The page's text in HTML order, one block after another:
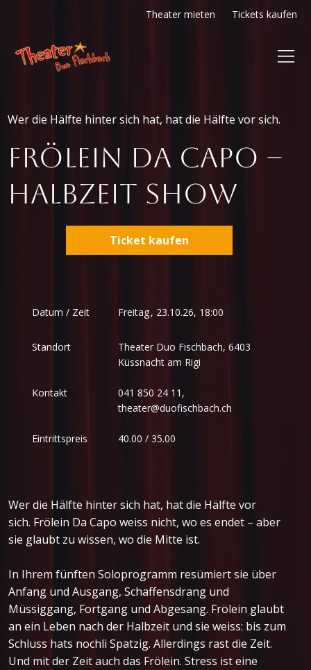
Theater mieten Tickets kaufen
Wer die Hälfte hinter sich hat, hat die Hälfte vor sich.
Frölein Da Capo –
Halbzeit Show
Ticket kaufen
Datum / Zeit Freitag, 23.10.26, 18:00
Standort
Theater Duo Fischbach, 6403
Küssnacht am Rigi
Kontakt
041 850 24 11,
theater@duofischbach.ch
Eintrittspreis 40.00 / 35.00
Wer die Hälfte hinter sich hat, hat die Hälfte vor
sich. Frölein Da Capo weiss nicht, wo es endet – aber
sie glaubt zu wissen, wo die Mitte ist.
In Ihrem fünften Soloprogramm resümiert sie über
Anfang und Ausgang, Schaffensdrang und
Müssiggang, Fortgang und Abgesang. Frölein glaubt
an ein Leben nach der Halbzeit und sie weiss: bis zum
Schluss hats nochli Spatzig. Allerdings rast die Zeit.
Und mit der Zeit auch das Frölein. Stress ist eine